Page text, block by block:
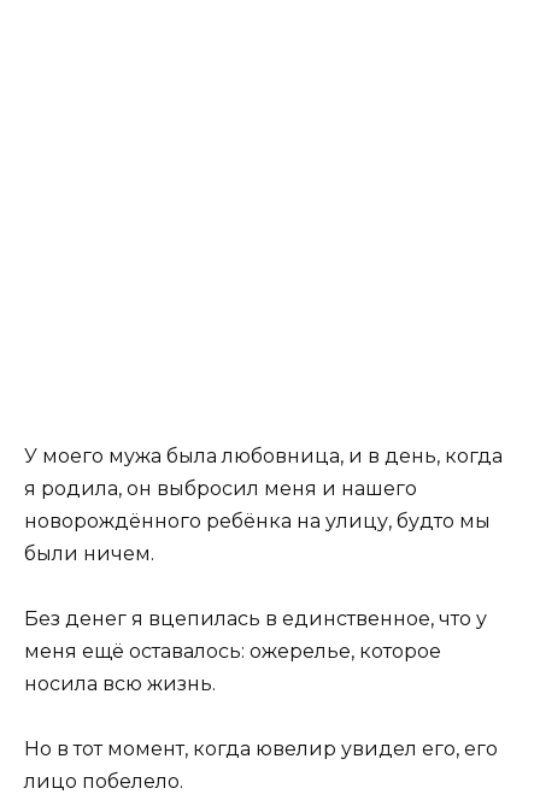
У моего мужа была любовница, и в день, когда
я родила, он выбросил меня и нашего
новорождённого ребёнка на улицу, будто мы
были ничем.
Без денег я вцепилась в единственное, что у
меня ещё оставалось: ожерелье, которое
носила всю жизнь.
Но в тот момент, когда ювелир увидел его, его
лицо побелело.